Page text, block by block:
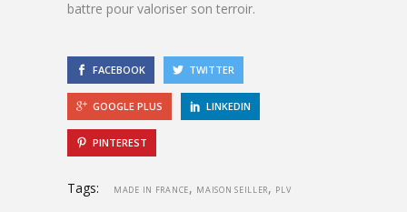
battre pour valoriser son terroir.
FACEBOOK TWITTER
GOOGLE PLUS LINKEDIN
PINTEREST
Tags: MADE IN FRANCE, MAISON SEILLER, PLV